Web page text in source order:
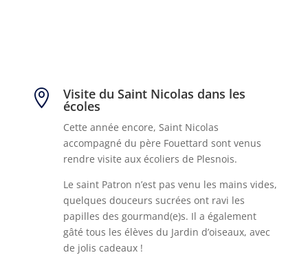
 Visite du Saint Nicolas dans les
écoles
Cette année encore, Saint Nicolas
accompagné du père Fouettard sont venus
rendre visite aux écoliers de Plesnois.
Le saint Patron n’est pas venu les mains vides,
quelques douceurs sucrées ont ravi les
papilles des gourmand(e)s. Il a également
gâté tous les élèves du Jardin d’oiseaux, avec
de jolis cadeaux !